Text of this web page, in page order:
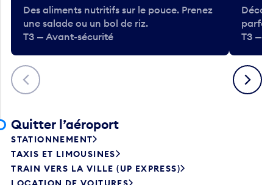
Précédent
Des aliments nutritifs sur le pouce. Prenez
une salade ou un bol de riz.
T3 — Avant-sécurité
T3 —
Suivant
Quitter l’aéroport
STATIONNEMENT
TAXIS ET LIMOUSINES
TRAIN VERS LA VILLE (UP EXPRESS)